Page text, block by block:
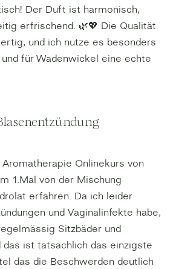
Der Duft ist harmonisch,
erfrischend. 🌿💖 Die Qualität
und ich nutze es besonders
für Wadenwickel eine echte
5 Sternen
Aromatherapie Onlinekurs von
1.Mal von der Mischung
erfahren. Da ich leider
und Vaginalinfekte habe,
Sitzbäder und
das ist tatsächlich das einzigste
das die Beschwerden deutlich